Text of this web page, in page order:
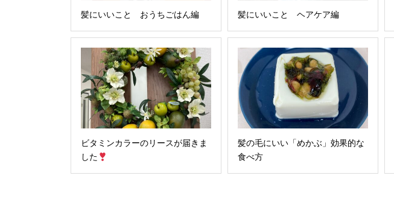
髪にいいこと おうちごはん編 髪にいいこと ヘアケア編
ビタミンカラーのリースが届きま
した
髪の毛にいい「めかぶ」効果的な
食べ方